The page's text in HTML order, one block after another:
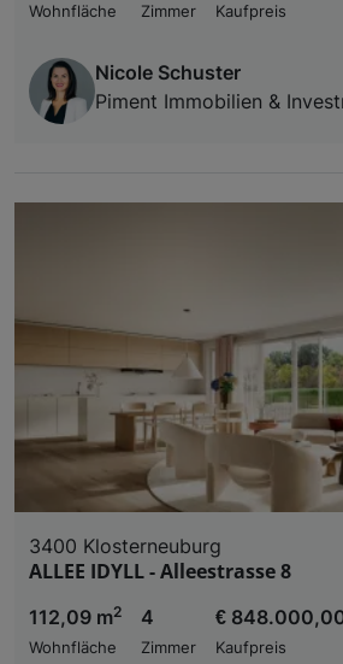
Wohnfläche
Zimmer Kaufpreis
Nicole Schuster
Piment Immobilien &
3400 Klosterneuburg
ALLEE IDYLL - Alleestrasse 8
112,09 m2
Wohnfläche
4
Zimmer
€
Kaufpreis